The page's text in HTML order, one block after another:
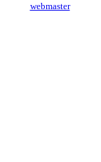
webmaster